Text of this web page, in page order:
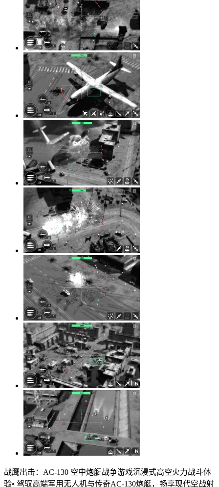
战鹰出击：AC-130 空中炮艇战争游戏沉浸式高空火力战斗体
验• 驾驭高端军用无人机与传奇AC-130炮艇，畅享现代空战射